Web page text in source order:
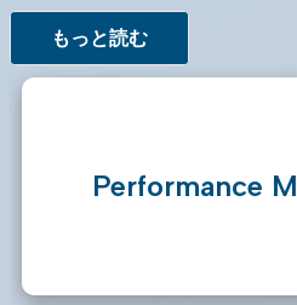
もっと読む
Performance